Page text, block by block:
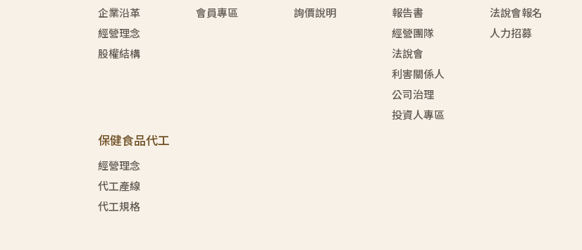
企業沿革
經營理念
股權結構
會員專區
詢價說明
報告書
經營團隊
法說會
利害關係人
公司治理
投資人專區
法說會報名
人力招募
保健食品代工
經營理念
代工產線
代工規格